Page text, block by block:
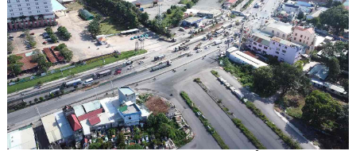
HOÀN THÀNH
Đăng ký tư vấn trực tiếp 24/7:
0835182528 - 0819151818